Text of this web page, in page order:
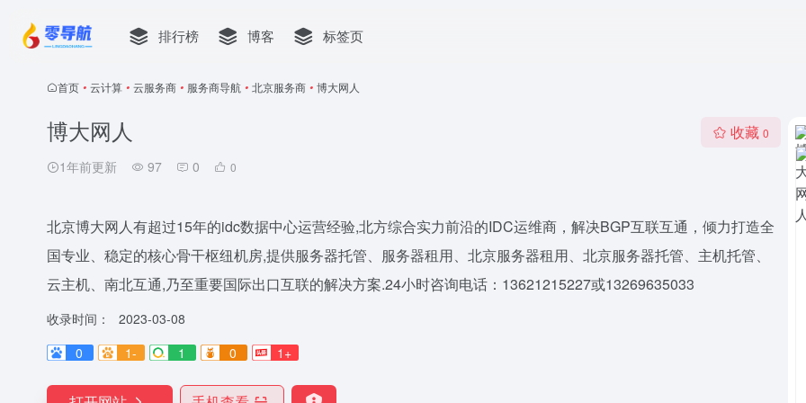
排行榜 博客 标签页
首页 • 云计算 • 云服务商 • 服务商导航 • 北京服务商 • 博大网人
博大网人
1年前更新 97 0 0
收藏 0
北京博大网人有超过15年的idc数据中心运营经验,北方综合实力前沿的IDC运维商，解决BGP互联互通，倾力打造全
国专业、稳定的核心骨干枢纽机房,提供服务器托管、服务器租用、北京服务器租用、北京服务器托管、主机托管、
云主机、南北互通,乃至重要国际出口互联的解决方案.24小时咨询电话：13621215227或13269635033
收录时间：
2023-03-08
0
1- 1 0 1+